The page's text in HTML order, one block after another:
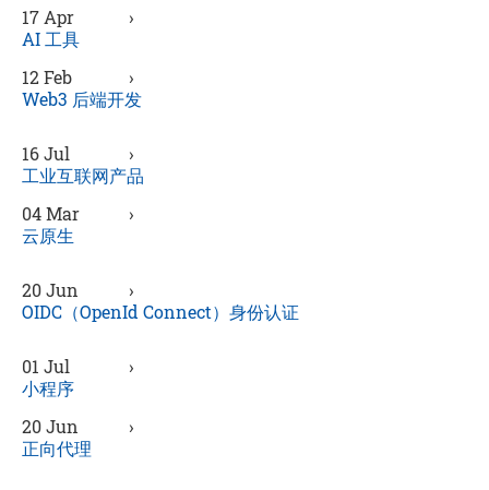
17 Apr
›
AI 工具
12 Feb
›
Web3 后端开发
16 Jul
›
工业互联网产品
04 Mar
›
云原生
20 Jun
›
OIDC（OpenId Connect）身份认证
01 Jul
›
小程序
20 Jun
›
正向代理